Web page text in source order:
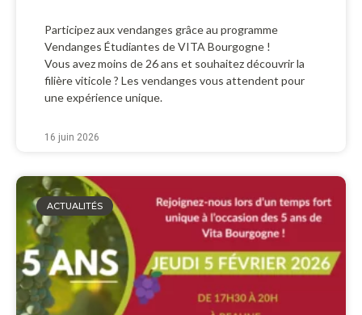
Participez aux vendanges grâce au programme
Vendanges Étudiantes de VITA Bourgogne !
Vous avez moins de 26 ans et souhaitez découvrir la
filière viticole ? Les vendanges vous attendent pour
une expérience unique.
16 juin 2026
ACTUALITÉS